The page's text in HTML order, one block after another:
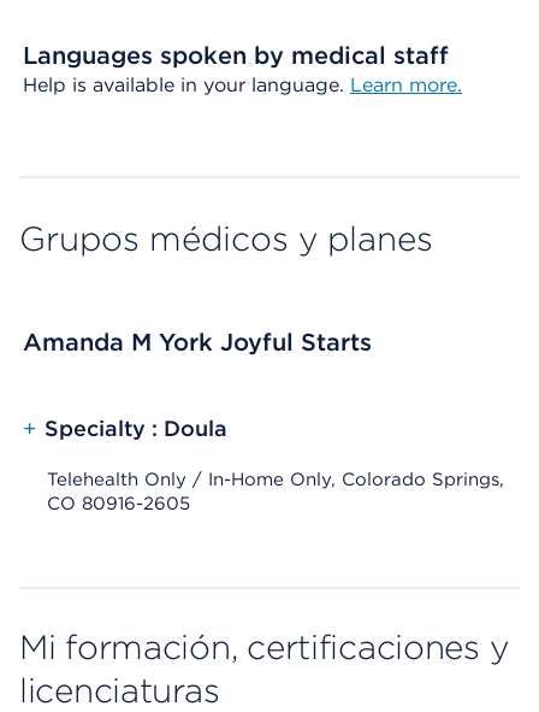
Languages spoken by medical staff
Help is available in your language. Learn more.
Grupos médicos y planes
Amanda M York Joyful Starts
+ Specialty : Doula
Telehealth Only / In-Home Only, Colorado Springs,
CO 80916-2605
Mi formación, certificaciones y
licenciaturas